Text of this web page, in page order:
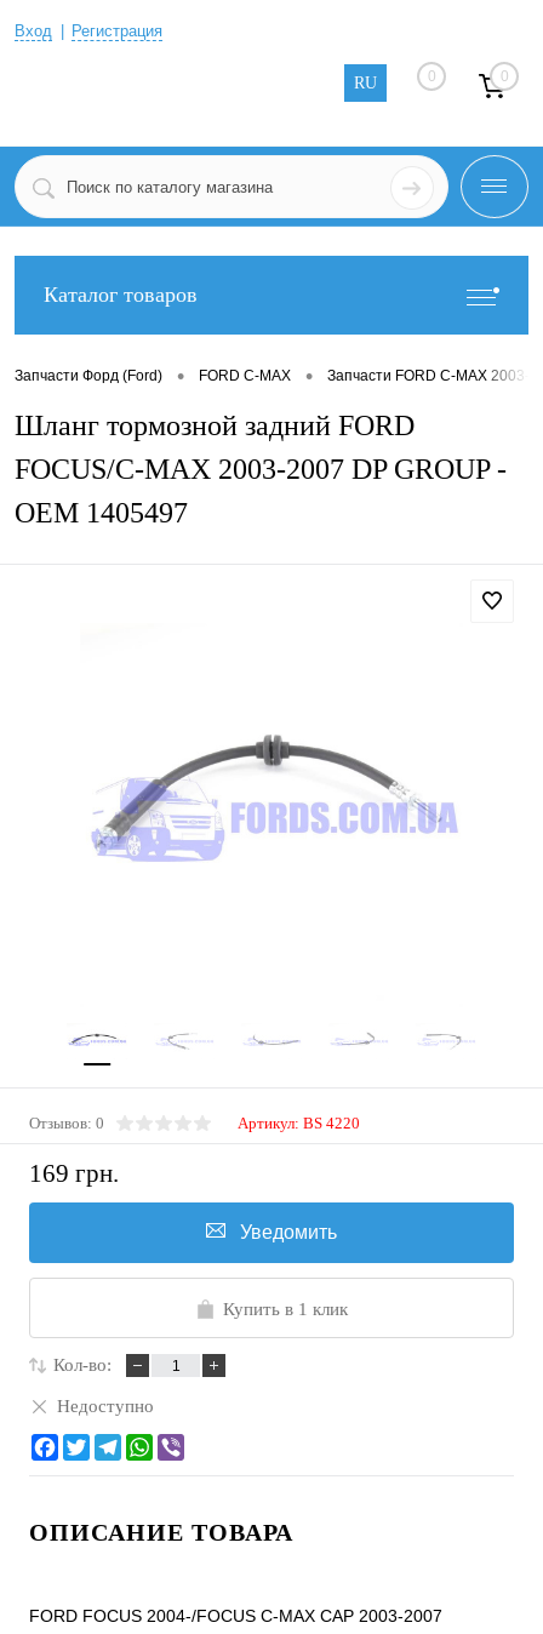
Вход Регистрация
RU 0 0
Каталог товаров
Запчасти Форд (Ford) • FORD C-MAX • Запчасти FORD C-MAX 2003-
Шланг тормозной задний FORD
FOCUS/C-MAX 2003-2007 DP GROUP -
OEM 1405497
Отзывов: 0 Артикул: BS 4220
169 грн.
Уведомить
Купить в 1 клик
Кол-во:
Недоступно
ОПИСАНИЕ ТОВАРА
FORD FOCUS 2004-/FOCUS C-MAX CAP 2003-2007